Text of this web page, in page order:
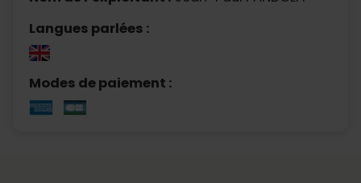
Langues parlées :
Modes de paiement :